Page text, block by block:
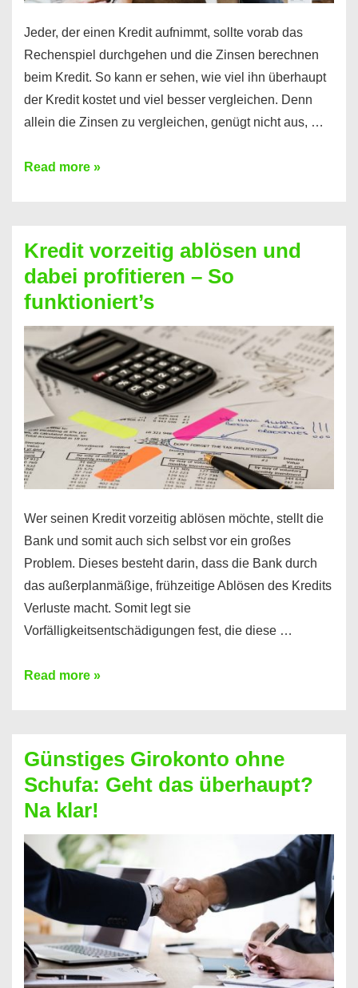
Jeder, der einen Kredit aufnimmt, sollte vorab das
Rechenspiel durchgehen und die Zinsen berechnen
beim Kredit. So kann er sehen, wie viel ihn überhaupt
der Kredit kostet und viel besser vergleichen. Denn
allein die Zinsen zu vergleichen, genügt nicht aus, …
Ganz
Kredit
berechnen
–
Mit
diesen
Regeln!
Read more »
Kredit vorzeitig ablösen und
dabei profitieren – So
funktioniert’s
Wer seinen Kredit vorzeitig ablösen möchte, stellt die
Bank und somit auch sich selbst vor ein großes
Problem. Dieses besteht darin, dass die Bank durch
das außerplanmäßige, frühzeitige Ablösen des Kredits
Verluste macht. Somit legt sie
Vorfälligkeitsentschädigungen fest, die diese …
Kredit
dabei
profitieren
–
So
funktioniert’s
Read more »
Günstiges Girokonto ohne
Schufa: Geht das überhaupt?
Na klar!